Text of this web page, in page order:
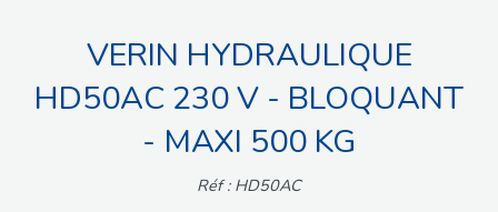
MOTORISATIONS
ACCESSOIRES ET ELECTRONIQUES
INTERPHONES VISIOPHONES
VERIN HYDRAULIQUE
HD50AC 230 V - BLOQUANT
- MAXI 500 KG
Réf : HD50AC